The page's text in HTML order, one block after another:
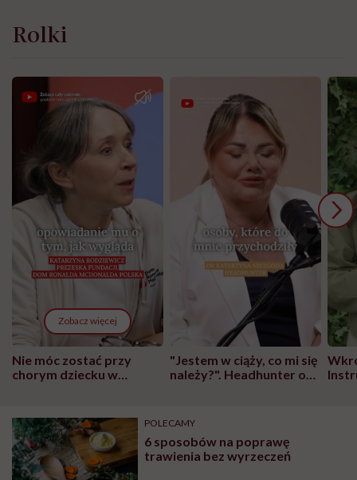
Rolki
Zobacz więcej
Nie móc zostać przy
chorym dziecku w
może chyba tylko
głupota i brak
wyobraźni"
"Jestem w ciąży, co mi się
należy?". Headhunter o
pracy
POLECAMY
6 sposobów na poprawę
trawienia bez wyrzeczeń